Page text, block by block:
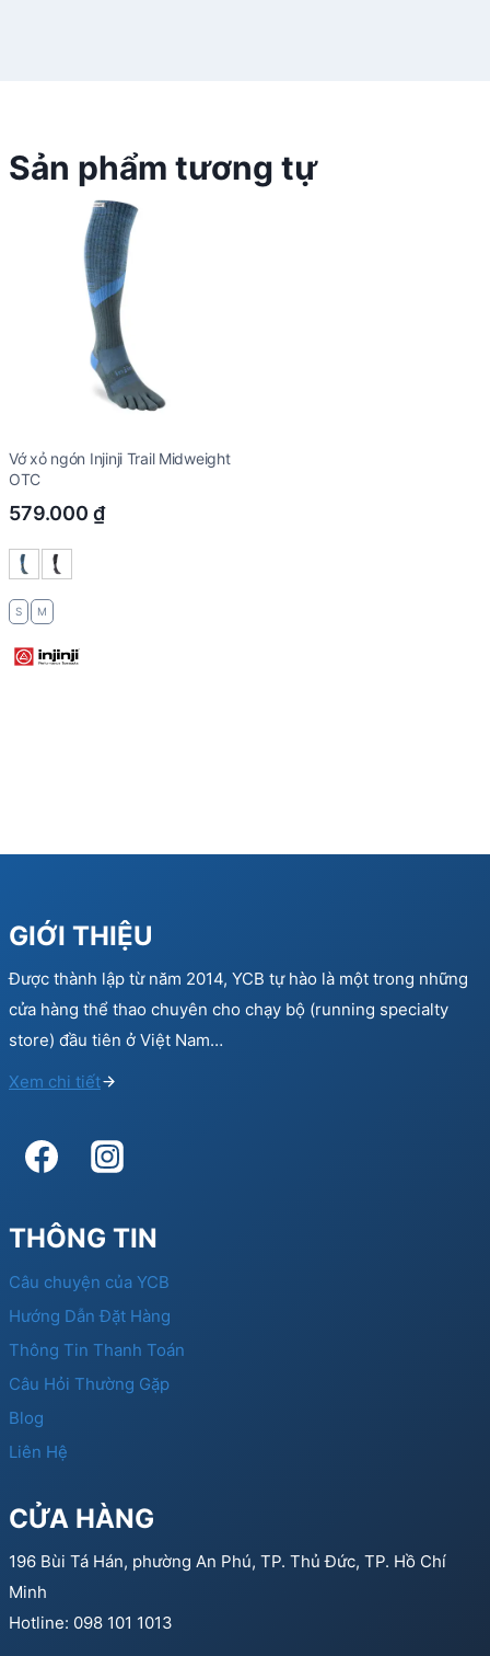
Sản phẩm tương tự
Vớ xỏ ngón Injinji Trail Midweight
OTC
579.000 ₫
S M
GIỚI THIỆU
Được thành lập từ năm 2014, YCB tự hào là một trong những
cửa hàng thể thao chuyên cho chạy bộ (running specialty
store) đầu tiên ở Việt Nam…
Xem chi tiết
THÔNG TIN
Câu chuyện của YCB
Hướng Dẫn Đặt Hàng
Thông Tin Thanh Toán
Câu Hỏi Thường Gặp
Blog
Liên Hệ
CỬA HÀNG
196 Bùi Tá Hán, phường An Phú, TP. Thủ Đức, TP. Hồ Chí
Minh
Hotline: 098 101 1013